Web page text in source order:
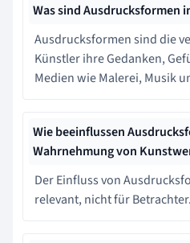
Was sind Ausdrucksformen
Ausdrucksformen sind die
Künstler ihre Gedanken,
Medien wie Malerei, Musik
Wie beeinflussen
Wahrnehmung von
Der Einfluss von
relevant, nicht für Betrachter.